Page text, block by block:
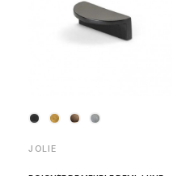
JOLIE